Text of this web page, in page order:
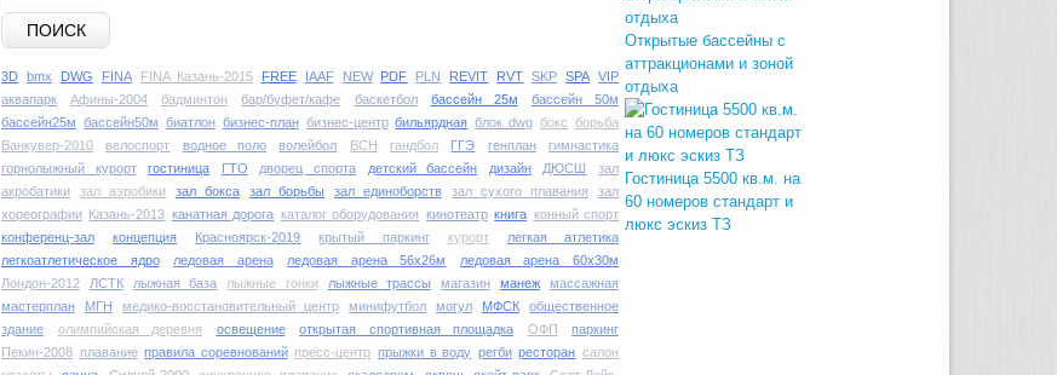
ПОИСК
3D bmx DWG FINA FINA Казань-2015 FREE IAAF NEW PDF PLN REVIT RVT SKP SPA VIP
аквапарк
Афины-2004 бадминтон бар/буфет/кафе баскетбол бассейн 25м
бассейн 50м
бассейн25м бассейн50м биатлон бизнес-план бизнес-центр бильярдная блок dwg бокс
борьба
Ванкувер-2010
велоспорт водное поло волейбол ВСН гандбол ГГЭ генплан
гимнастика
горнолыжный курорт
гостиница ГТО дворец спорта детский бассейн дизайн ДЮСШ
зал
акробатики
зал аэробики зал бокса зал борьбы зал единоборств зал сухого плавания
зал
хореографии Казань-2013 канатная дорога каталог оборудования кинотеатр книга конный спорт
конференц-зал
концепция Красноярск-2019 крытый паркинг курорт
легкая атлетика
легкоатлетическое ядро
ледовая арена ледовая арена 56х26м
ледовая арена 60х30м
Лондон-2012
ЛСТК лыжная база лыжные гонки лыжные трассы магазин манеж
массажная
мастерплан
МГН медико-восстановительный центр минифутбол могул МФСК
общественное
здание
олимпийская деревня освещение открытая спортивная площадка ОФП
паркинг
Пекин-2008 плавание правила соревнований пресс-центр прыжки в воду регби ресторан салон
Открытые бассейны с
аттракционами и зоной
отдыха
Гостиница 5500 кв.м. на
60 номеров стандарт и
люкс эскиз ТЗ